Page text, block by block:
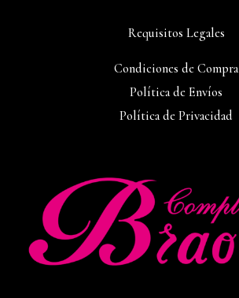
Requisitos Legales
Condiciones de Compra
Política de Envíos
Política de Privacidad